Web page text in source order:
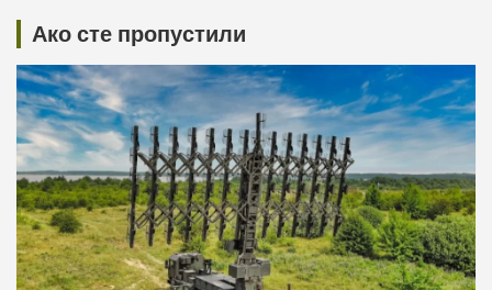
Ако сте пропустили